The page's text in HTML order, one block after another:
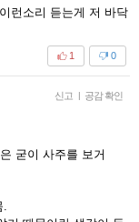
런소리 듣는게 저 바닥
0
1
신고 | 공감 확인
굳이 사주를 보거